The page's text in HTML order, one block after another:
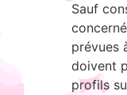
Sauf
prévues
doivent
profils